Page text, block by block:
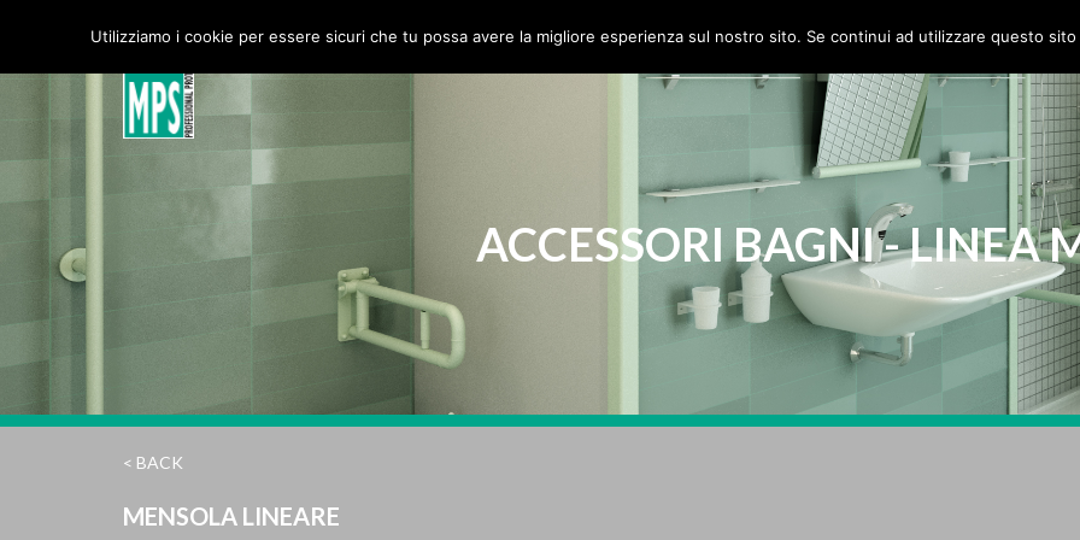
MPS Srl HOME AZIENDA PRODOTTI
ACCESSORI BAGNI - LINEA
MENSOLA LINEARE
< BACK
Utilizziamo i cookie per essere sicuri che tu possa avere la migliore esperienza sul nostro sito. Se continui ad utilizzare questo